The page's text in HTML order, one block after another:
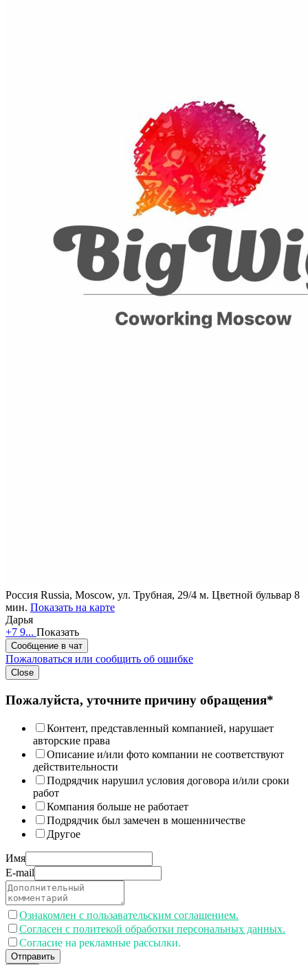
Россия Russia, Moscow, ул. Трубная, 29/4 м. Цветной бульвар 8
мин. Показать на карте
Дарья
+7 9... Показать
Сообщение в чат
Пожаловаться или сообщить об ошибке
Close
Пожалуйста, уточните причину обращения*
Контент, представленный компанией, нарушает
авторские права
Описание и/или фото компании не соответствуют
действительности
Подрядчик нарушил условия договора и/или сроки
работ
Компания больше не работает
Подрядчик был замечен в мошенничестве
Другое
Имя
E-mail
Ознакомлен с пользавательским соглашением.
Согласен с политекой обработки персональных данных.
Согласие на рекламные рассылки.
Отправить